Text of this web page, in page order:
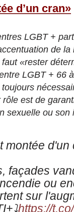
d’un cran»
LGBT +
de
«rester
LGBT + 66
est de
sexuelle ou son
montée d'un
façades
ou
sur
https://